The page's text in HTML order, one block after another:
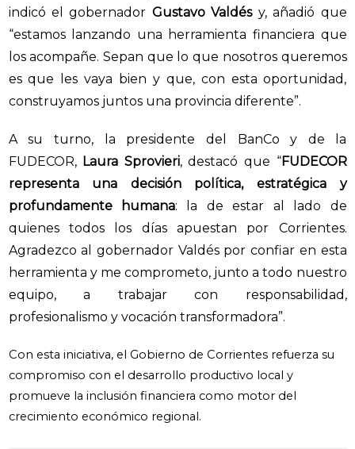
indicó el gobernador Gustavo Valdésy, añadió que
“estamos lanzando una herramienta financiera que
los acompañe. Sepan que lo que nosotros queremos
es que les vaya bien y que, con esta oportunidad,
construyamos juntos una provincia diferente”.
A su turno, la presidente del BanCo y de la
FUDECOR, Laura Sprovieri, destacó que “FUDECOR
representa una decisión política, estratégica y
profundamente humana: la de estar al lado de
quienes todos los días apuestan por Corrientes.
Agradezco al gobernador Valdés por confiar en esta
herramienta y me comprometo, junto a todo nuestro
equipo, a trabajar con responsabilidad,
profesionalismo y vocación transformadora”.
Con esta iniciativa, el Gobierno de Corrientes refuerza su
compromiso con el desarrollo productivo local y
promueve la inclusión financiera como motor del
crecimiento económico regional.